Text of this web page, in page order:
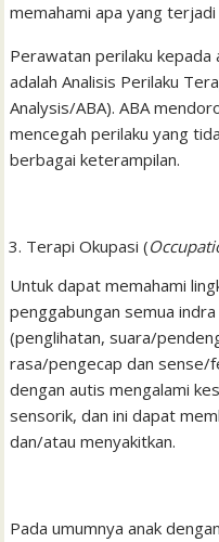
memahami apa yang
Perawatan perilaku kepada
adalah Analisis Perilaku
Analysis/ABA). ABA
mencegah perilaku yang
berbagai keterampilan.
Terapi Okupasi (
Untuk dapat memahami
penggabungan semua
(penglihatan, suara/
rasa/pengecap dan sense/
dengan autis mengalami
sensorik, dan ini dapat
dan/atau menyakitkan.
Pada umumnya anak